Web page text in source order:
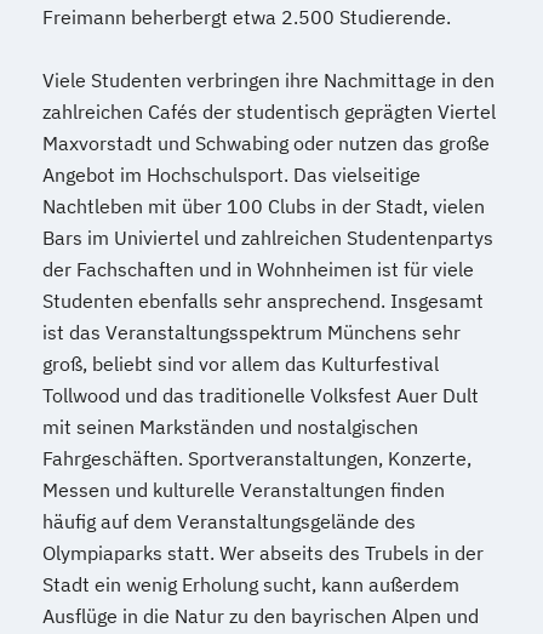
Freimann beherbergt etwa 2.500 Studierende.
Viele Studenten verbringen ihre Nachmittage in den
zahlreichen Cafés der studentisch geprägten Viertel
Maxvorstadt und Schwabing oder nutzen das große
Angebot im Hochschulsport. Das vielseitige
Nachtleben mit über 100 Clubs in der Stadt, vielen
Bars im Univiertel und zahlreichen Studentenpartys
der Fachschaften und in Wohnheimen ist für viele
Studenten ebenfalls sehr ansprechend. Insgesamt
ist das Veranstaltungsspektrum Münchens sehr
groß, beliebt sind vor allem das Kulturfestival
Tollwood und das traditionelle Volksfest Auer Dult
mit seinen Markständen und nostalgischen
Fahrgeschäften. Sportveranstaltungen, Konzerte,
Messen und kulturelle Veranstaltungen finden
häufig auf dem Veranstaltungsgelände des
Olympiaparks statt. Wer abseits des Trubels in der
Stadt ein wenig Erholung sucht, kann außerdem
Ausflüge in die Natur zu den bayrischen Alpen und